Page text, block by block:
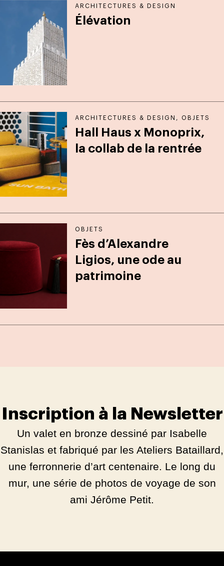
ARCHITECTURES & DESIGN
Élévation
ARCHITECTURES & DESIGN ,OBJETS
Hall Haus x Monoprix,
la collab de la rentrée
OBJETS
Fès d’Alexandre
Ligios, une ode au
patrimoine
Inscription à la Newsletter
Un valet en bronze dessiné par Isabelle
Stanislas et fabriqué par les Ateliers Bataillard,
une ferronnerie d’art centenaire. Le long du
mur, une série de photos de voyage de son
ami Jérôme Petit.